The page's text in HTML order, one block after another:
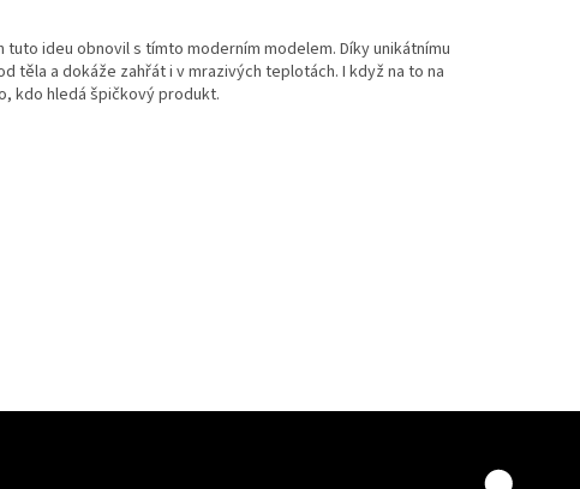
ideu obnovil s tímto moderním modelem. Díky unikátnímu
těla a dokáže zahřát i v mrazivých teplotách. I když na to na
kdo hledá špičkový produkt.